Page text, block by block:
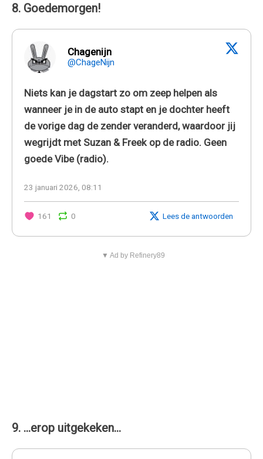
8. Goedemorgen!
Chagenijn
@ChageNijn
Niets kan je dagstart zo om zeep helpen als
wanneer je in de auto stapt en je dochter heeft
de vorige dag de zender veranderd, waardoor jij
wegrijdt met Suzan & Freek op de radio. Geen
goede Vibe (radio).
23 januari 2026, 08:11
161 0 Lees de antwoorden
▼ Ad by Refinery89
9. ...erop uitgekeken...